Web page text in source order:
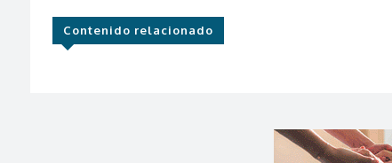
Contenido relacionado